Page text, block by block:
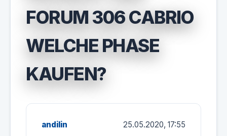
FORUM 306 CABRIO
WELCHE PHASE
KAUFEN?
andilin 25.05.2020, 17:55